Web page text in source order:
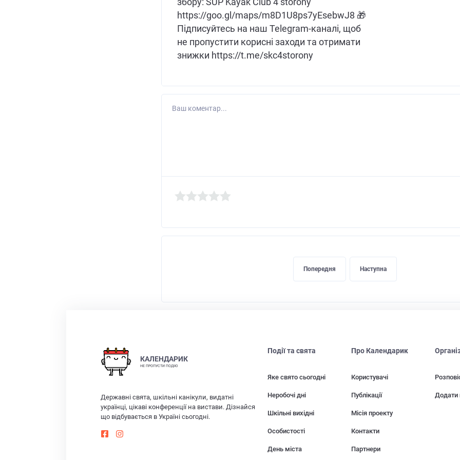
збору: SUP Kayak Club 4 storony
https://goo.gl/maps/m8D1U8ps7yEsebwJ8 🎁
Підписуйтесь на наш Telegram-каналі, щоб
не пропустити корисні заходи та отримати
знижки https://t.me/skc4storony
Ваш коментар...
Попередня Наступна
КАЛЕНДАРИК
НЕ ПРОПУСТИ ПОДІЮ
Державні свята, шкільні канікули, видатні
українці, цікаві конференції на вистави. Дізнайся
що відбувається в Україні сьогодні.
Події та свята
Яке свято сьогодні
Неробочі дні
Шкільні вихідні
Особистості
День міста
Про Календарик
Користувачі
Публікації
Місія проекту
Контакти
Партнери
Додати